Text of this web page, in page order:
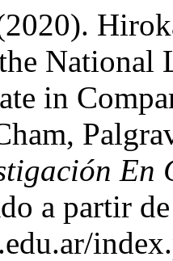
National
in
En
a partir de